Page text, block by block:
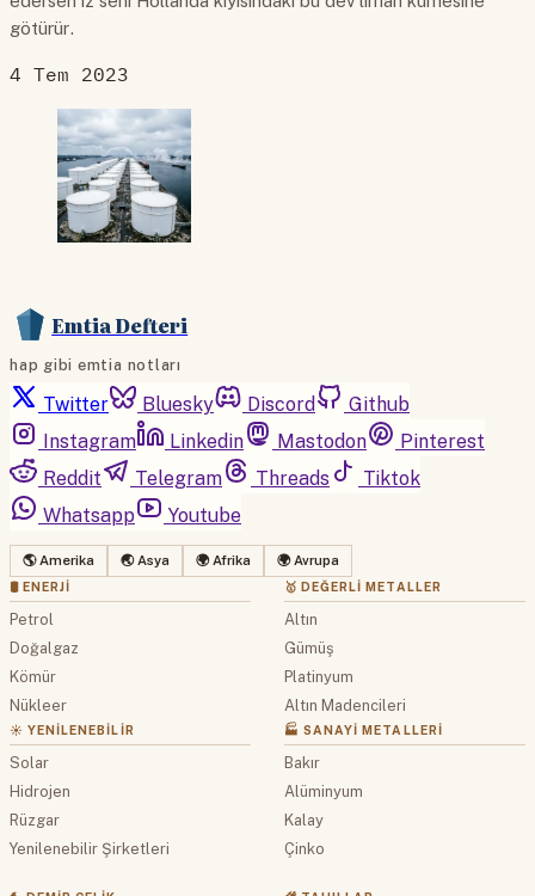
götürür.
4 Tem 2023
Emtia Defteri
hap gibi emtia notları
Twitter Bluesky Discord
Github
Instagram
Linkedin Mastodon
Pinterest
Reddit
Telegram Threads
Tiktok
Whatsapp
Youtube
🌎 Amerika 🌏 Asya 🌍 Afrika 🌍 Avrupa
🛢 ENERJI
Petrol
Doğalgaz
Kömür
Nükleer
☀️ YENILENEBILIR
Solar
Hidrojen
Rüzgar
Yenilenebilir Şirketleri
🥇 DEĞERLI METALLER
Altın
Gümüş
Platinyum
Altın Madencileri
🏭 SANAYI METALLERI
Bakır
Alüminyum
Kalay
Çinko